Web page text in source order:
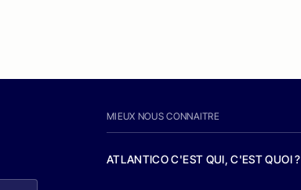
MIEUX NOUS CONNAITRE
ATLANTICO C'EST QUI, C'EST QUOI ?